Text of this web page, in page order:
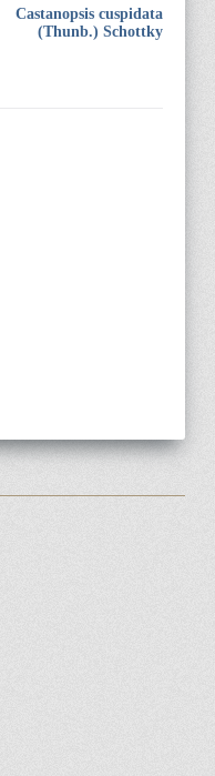
Castanopsis cuspidata
(Thunb.) Schottky